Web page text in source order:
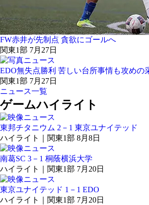
FW赤井が先制点 貪欲にゴールへ
関東1部 7月27日
EDO無失点勝利 苦しい台所事情も攻めの
関東1部 7月27日
ニュース一覧
ゲームハイライト
東邦チタニウム 2－1 東京ユナイテッド
ハイライト｜関東1部 8月8日
南葛SC 3－1 桐蔭横浜大学
ハイライト｜関東1部 7月20日
東京ユナイテッド 1－1 EDO
ハイライト｜関東1部 7月20日